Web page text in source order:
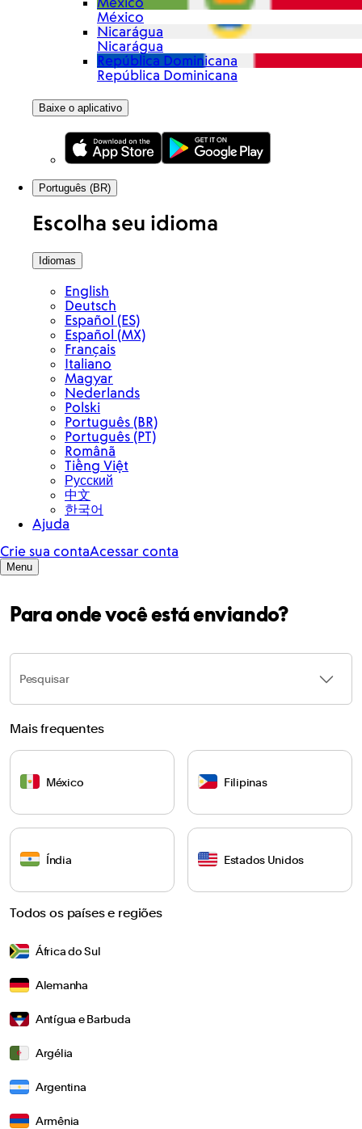
Para onde você está enviando?
Pesquisar
Mais frequentes
México Filipinas
Índia Estados Unidos
Todos os países e regiões
África do Sul
Alemanha
Antígua e Barbuda
Argélia
Argentina
Armênia